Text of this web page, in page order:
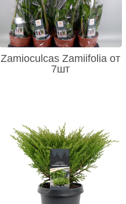
Zamioculcas Zamiifolia от
7шт